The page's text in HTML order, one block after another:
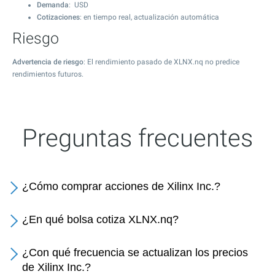
Demanda: USD
Cotizaciones: en tiempo real, actualización automática
Riesgo
Advertencia de riesgo: El rendimiento pasado de XLNX.nq no predice
rendimientos futuros.
Preguntas frecuentes
¿Cómo comprar acciones de Xilinx Inc.?
¿En qué bolsa cotiza XLNX.nq?
¿Con qué frecuencia se actualizan los precios
de Xilinx Inc.?